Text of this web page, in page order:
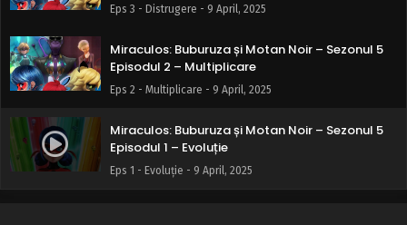
Eps 3 - Distrugere - 9 April, 2025
Miraculos: Buburuza și Motan Noir – Sezonul 5
Episodul 2 – Multiplicare
Eps 2 - Multiplicare - 9 April, 2025
Miraculos: Buburuza și Motan Noir – Sezonul 5
Episodul 1 – Evoluție
Eps 1 - Evoluție - 9 April, 2025